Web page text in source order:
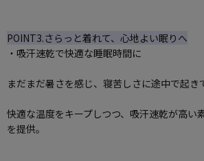
POINT3.さらっと着れて、心地よい眠りへ
・吸汗速乾で快適な睡眠時間に
まだまだ暑さを感じ、寝苦しさに途中で起き
快適な温度をキープしつつ、吸汗速乾が高い
を提供。